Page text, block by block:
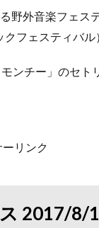
野外音楽フェス
フェスティバル
ンチー」のセト
リンク
2017/8/